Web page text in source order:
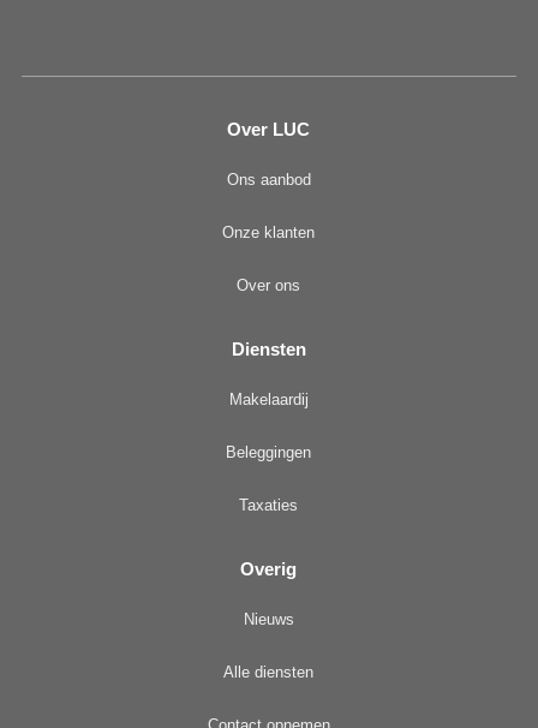
Over LUC
Ons aanbod
Onze klanten
Over ons
Diensten
Makelaardij
Beleggingen
Taxaties
Overig
Nieuws
Alle diensten